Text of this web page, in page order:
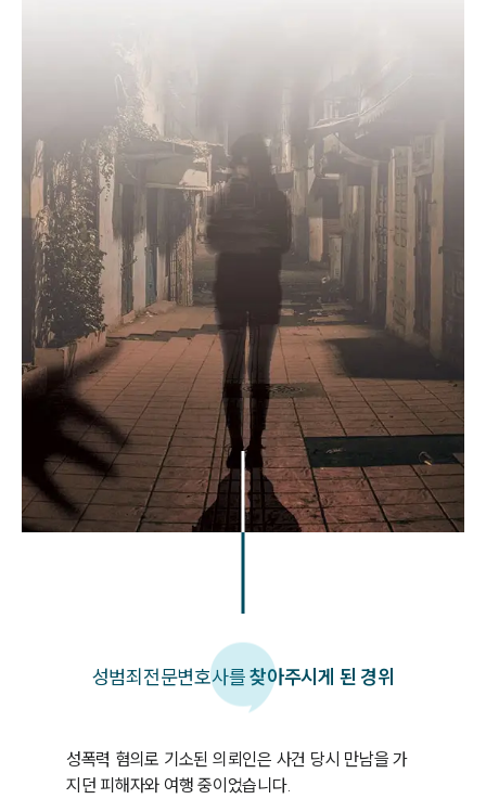
성범죄전문변호사를찾아주시게 된 경위
성폭력 혐의로 기소된 의뢰인은 사건 당시 만남을 가
지던 피해자와 여행 중이었습니다.